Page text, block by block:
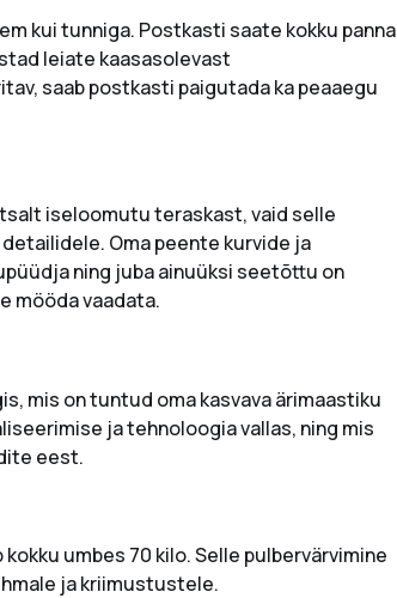
kui tunniga. Postkasti saate kokku panna
leiate kaasasolevast
saab postkasti paigutada ka peaaegu
iseloomutu teraskast, vaid selle
Oma peente kurvide ja
ning juba ainuüksi seetõttu on
mööda vaadata.
mis on tuntud oma kasvava ärimaastiku
ja tehnoloogia vallas, ning mis
eest.
umbes 70 kilo. Selle pulbervärvimine
ja kriimustustele.